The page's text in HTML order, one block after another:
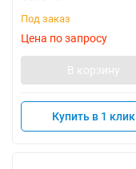
Под заказ
Цена по запросу
В корзину
Купить в 1 клик